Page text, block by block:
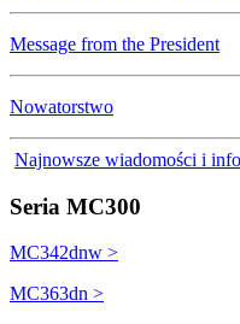
Message from the President
Nowatorstwo
Najnowsze wiadomości i
Seria MC300
MC342dnw >
MC363dn >